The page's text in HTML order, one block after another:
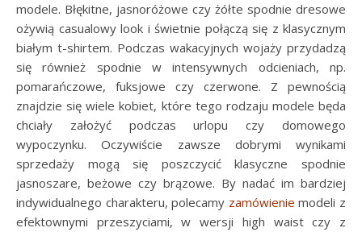
modele. Błękitne, jasnoróżowe czy żółte spodnie dresowe
ożywią casualowy look i świetnie połączą się z klasycznym
białym t-shirtem. Podczas wakacyjnych wojaży przydadzą
się również spodnie w intensywnych odcieniach, np.
pomarańczowe, fuksjowe czy czerwone. Z pewnością
znajdzie się wiele kobiet, które tego rodzaju modele będa
chciały założyć podczas urlopu czy domowego
wypoczynku. Oczywiście zawsze dobrymi wynikami
sprzedaży mogą się poszczycić klasyczne spodnie
jasnoszare, beżowe czy brązowe. By nadać im bardziej
indywidualnego charakteru, polecamy zamówienie modeli z
efektownymi przeszyciami, w wersji high waist czy z